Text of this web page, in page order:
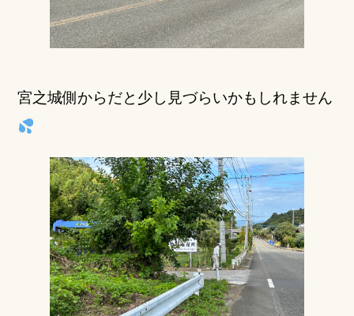
宮之城側からだと少し見づらいかもしれません